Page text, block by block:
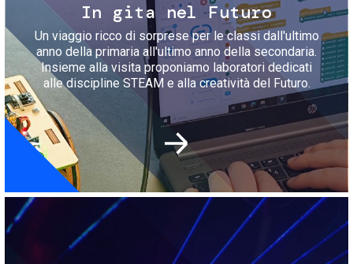
In gita nel Futuro
Un viaggio ricco di sorprese per le classi dall'ultimo
anno della primaria all'ultimo anno della secondaria.
Insieme alla visita proponiamo laboratori dedicati
alle discipline STEAM e alla creatività del Futuro.
Immagine